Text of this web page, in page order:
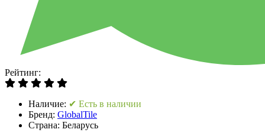
Рейтинг:
Наличие: ✔ Есть в наличии
Бренд: GlobalTile
Страна: Беларусь